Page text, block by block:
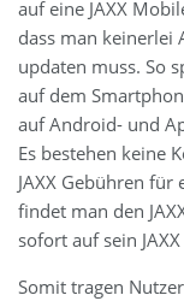
auf eine JAXX
dass man keinerlei
updaten muss. So
auf dem
auf Android- und
Es bestehen keine
JAXX Gebühren
findet man den
sofort auf sein
Somit tragen